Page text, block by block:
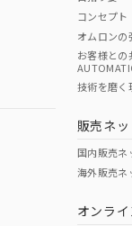
コンセプ
オムロンの
お客様との
技術を磨く
販売ネ
国内販売ネ
海外販売ネ
オンラ